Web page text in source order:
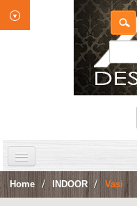
HOME
Home > INDOOR > Vasi